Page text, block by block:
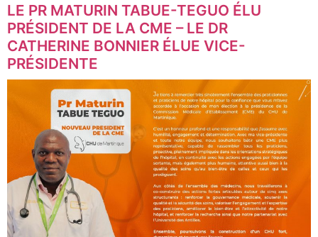
LE PR MATURIN TABUE-TEGUO ÉLU
PRÉSIDENT DE LA CME – LE DR
CATHERINE BONNIER ÉLUE VICE-
PRÉSIDENTE